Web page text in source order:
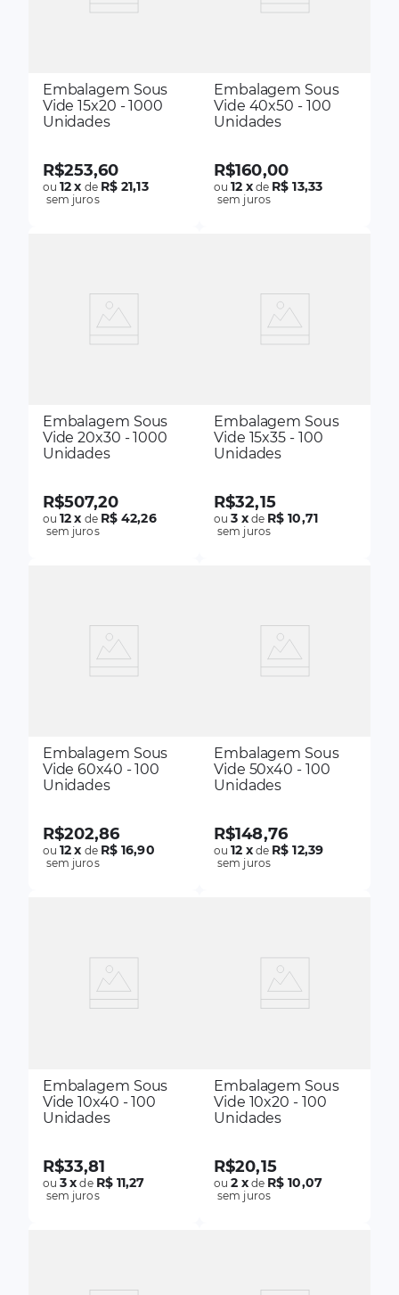
Embalagem Sous
Vide 15x20 - 1000
Unidades
R$253,60
ou12x de R$ 21,13
sem juros
Embalagem Sous
Vide 40x50 - 100
Unidades
R$160,00
ou12 xde R$ 13,33
sem juros
Embalagem Sous
Vide 20x30 - 1000
Unidades
R$507,20
ou12x de R$ 42,26
sem juros
Embalagem Sous
Vide 15x35 - 100
Unidades
R$32,15
ou3 xde R$ 10,71
sem juros
Embalagem Sous
Vide 60x40 - 100
Unidades
R$202,86
ou12x de R$ 16,90
sem juros
Embalagem Sous
Vide 50x40 - 100
Unidades
R$148,76
ou12 xde R$ 12,39
sem juros
Embalagem Sous
Vide 10x40 - 100
Unidades
R$33,81
ou3x de R$ 11,27
sem juros
Embalagem Sous
Vide 10x20 - 100
Unidades
R$20,15
ou2 xde R$ 10,07
sem juros